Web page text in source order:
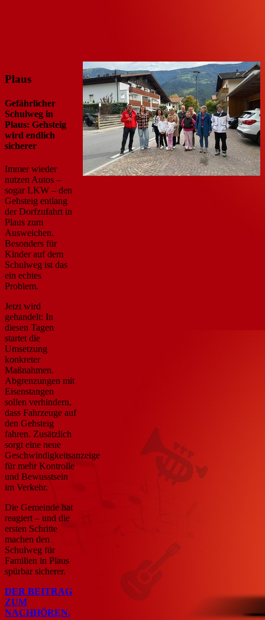
Plaus
Gefährlicher
Schulweg in
Plaus: Gehsteig
wird endlich
sicherer
Immer wieder
nutzen Autos –
sogar LKW – den
Gehsteig entlang
der Dorfzufahrt in
Plaus zum
Ausweichen.
Besonders für
Kinder auf dem
Schulweg ist das
ein echtes
Problem.
Jetzt wird
gehandelt: In
diesen Tagen
startet die
Umsetzung
konkreter
Maßnahmen.
Abgrenzungen mit
Eisenstangen
sollen verhindern,
dass Fahrzeuge auf
den Gehsteig
fahren. Zusätzlich
sorgt eine neue
Geschwindigkeitsanzeige
für mehr Kontrolle
und Bewusstsein
im Verkehr.
Die Gemeinde hat
reagiert – und die
ersten Schritte
machen den
Schulweg für
Familien in Plaus
spürbar sicherer.
DER BEITRAG
ZUM
NACHHÖREN.